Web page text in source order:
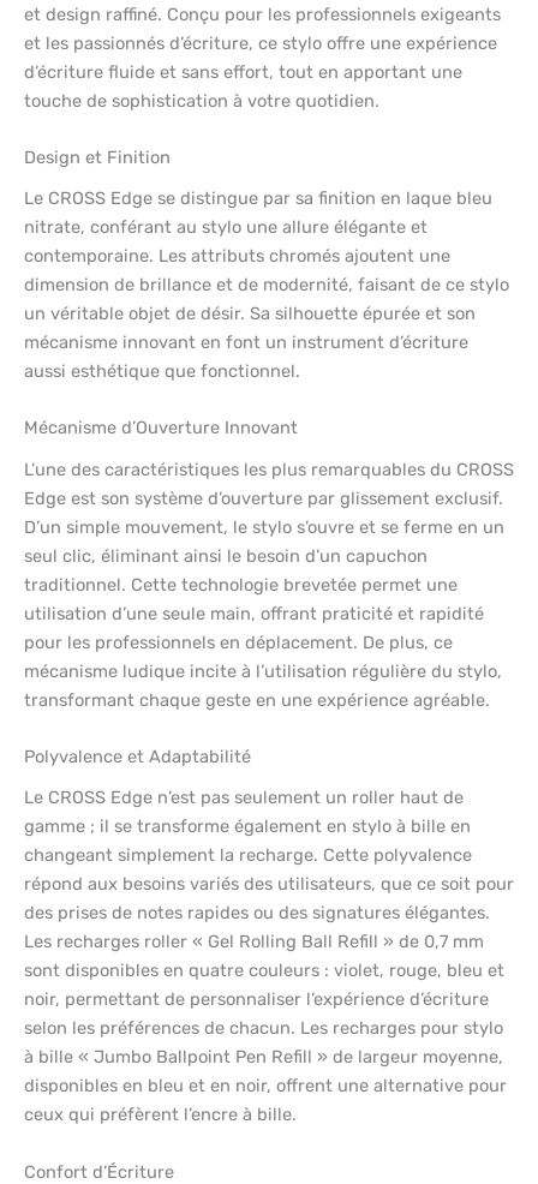
et design raffiné. Conçu pour les professionnels exigeants
et les passionnés d’écriture, ce stylo offre une expérience
d’écriture fluide et sans effort, tout en apportant une
touche de sophistication à votre quotidien.
Design et Finition
Le CROSS Edge se distingue par sa finition en laque bleu
nitrate, conférant au stylo une allure élégante et
contemporaine. Les attributs chromés ajoutent une
dimension de brillance et de modernité, faisant de ce stylo
un véritable objet de désir. Sa silhouette épurée et son
mécanisme innovant en font un instrument d’écriture
aussi esthétique que fonctionnel.
Mécanisme d’Ouverture Innovant
L’une des caractéristiques les plus remarquables du CROSS
Edge est son système d’ouverture par glissement exclusif.
D’un simple mouvement, le stylo s’ouvre et se ferme en un
seul clic, éliminant ainsi le besoin d’un capuchon
traditionnel. Cette technologie brevetée permet une
utilisation d’une seule main, offrant praticité et rapidité
pour les professionnels en déplacement. De plus, ce
mécanisme ludique incite à l’utilisation régulière du stylo,
transformant chaque geste en une expérience agréable.
Polyvalence et Adaptabilité
Le CROSS Edge n’est pas seulement un roller haut de
gamme ; il se transforme également en stylo à bille en
changeant simplement la recharge. Cette polyvalence
répond aux besoins variés des utilisateurs, que ce soit pour
des prises de notes rapides ou des signatures élégantes.
Les recharges roller « Gel Rolling Ball Refill » de 0,7 mm
sont disponibles en quatre couleurs : violet, rouge, bleu et
noir, permettant de personnaliser l’expérience d’écriture
selon les préférences de chacun. Les recharges pour stylo
à bille « Jumbo Ballpoint Pen Refill » de largeur moyenne,
disponibles en bleu et en noir, offrent une alternative pour
ceux qui préfèrent l’encre à bille.
Confort d’Écriture